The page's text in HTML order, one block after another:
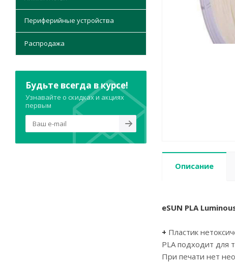
Описание
eSUN PLA
+ Пластик
PLA подходит для
При печати нет
Периферийные устройства
Распродажа
Будьте всегда в курсе!
Узнавайте о скидках и акциях
первым